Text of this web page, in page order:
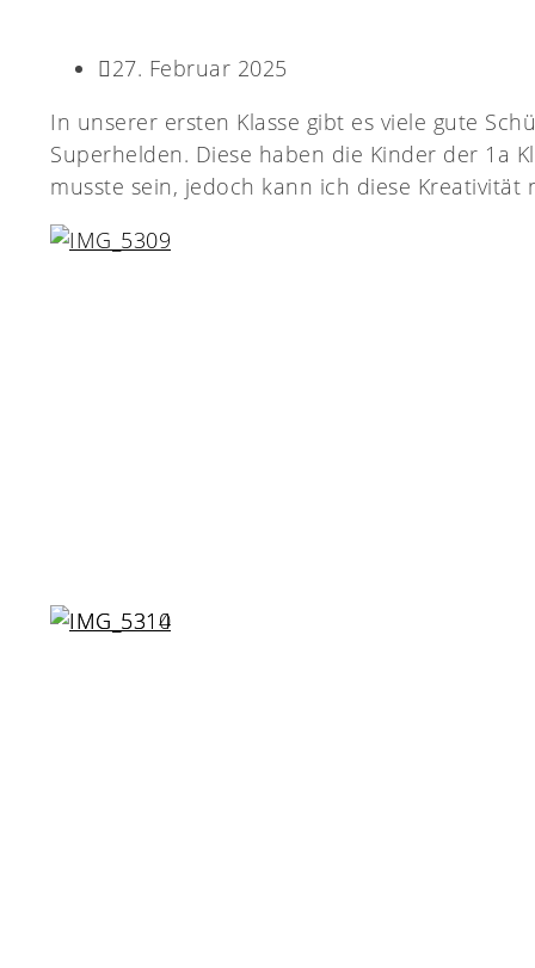
27. Februar 2025
In unserer ersten Klasse gibt es viele gute
Superhelden. Diese haben die Kinder der 1a
musste sein, jedoch kann ich diese